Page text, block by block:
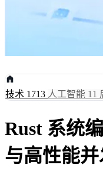
技术 1713 人工智能 11
Rust 系统
与高性能